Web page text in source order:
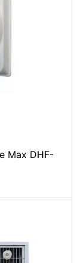
Max DHF-